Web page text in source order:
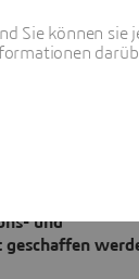
und
Sie können